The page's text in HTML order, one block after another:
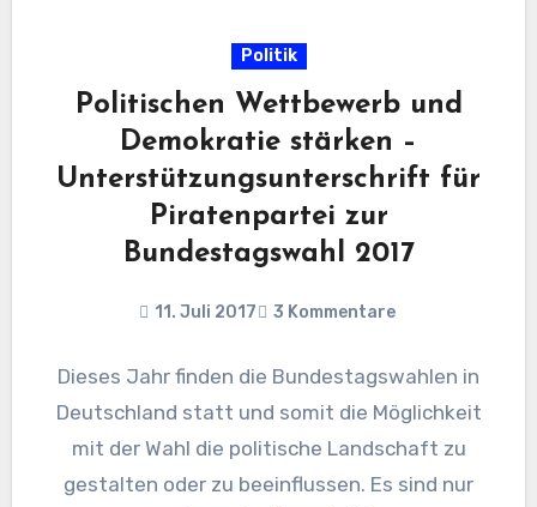
Politik
Politischen Wettbewerb und
Demokratie stärken –
Unterstützungsunterschrift für
Piratenpartei zur
Bundestagswahl 2017
11. Juli 2017 3 Kommentare
Dieses Jahr finden die Bundestagswahlen in
Deutschland statt und somit die Möglichkeit
mit der Wahl die politische Landschaft zu
gestalten oder zu beeinflussen. Es sind nur